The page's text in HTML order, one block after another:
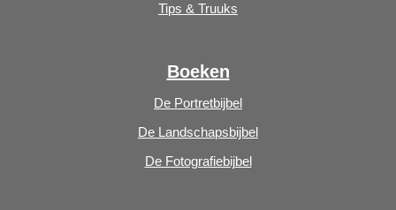
Tips & Truuks
Boeken
De Portretbijbel
De Landschapsbijbel
De Fotografiebijbel